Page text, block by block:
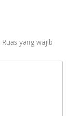
Ruas yang wajib